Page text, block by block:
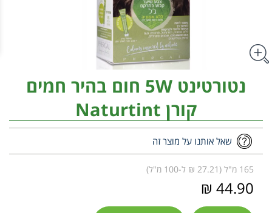
נטורטינט 5W חום בהיר חמים
קורן Naturtint
שאל אותנו על מוצר זה
165 מ"ל (27.21 ₪ ל-100 מ"ל)
44.90 ₪